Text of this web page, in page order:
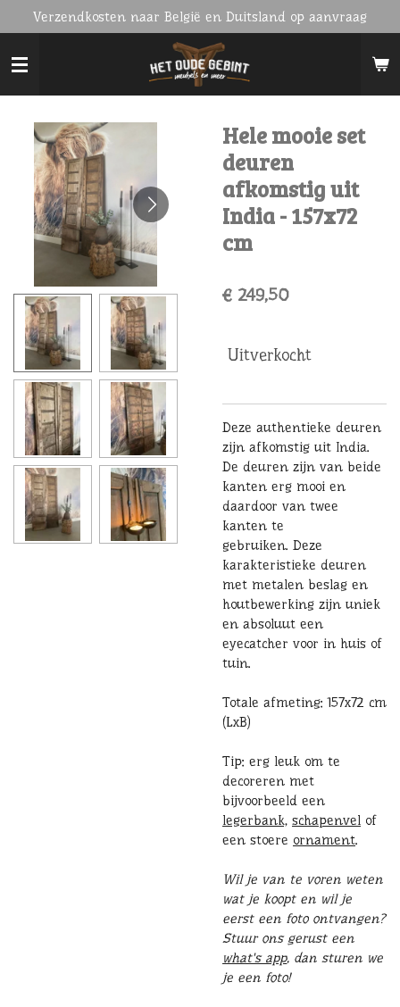
direct
naar
de
hoofdinhoud
Verzendkosten naar België en Duitsland op aanvraag
Hele mooie set
deuren
afkomstig uit
India - 157x72
cm
€ 249,50
Uitverkocht
Deze authentieke deuren
zijn afkomstig uit India.
De deuren zijn van beide
kanten erg mooi en
daardoor van twee
kanten te
gebruiken. Deze
karakteristieke deuren
met metalen beslag en
houtbewerking zijn uniek
en absoluut een
eyecatcher voor in huis of
tuin.
Totale afmeting: 157x72 cm
(LxB)
Tip: erg leuk om te
decoreren met
bijvoorbeeld een
legerbank, schapenvel of
een stoere ornament.
Wil je van te voren weten
wat je koopt en wil je
eerst een foto ontvangen?
Stuur ons gerust een
what's app, dan sturen we
je een foto!